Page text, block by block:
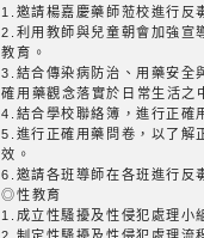
1.邀請楊嘉慶藥師蒞校進行反
2.利用教師與兒童朝會加強宣
教育。
3.結合傳染病防治、用藥安全
確用藥觀念落實於日常生活之
4.結合學校聯絡簿，進行正確
5.進行正確用藥問卷，以了解
效。
6.邀請各班導師在各班進行反
◎性教育
1.成立性騷擾及性侵犯處理小